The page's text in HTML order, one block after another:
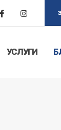
УСЛУГИ